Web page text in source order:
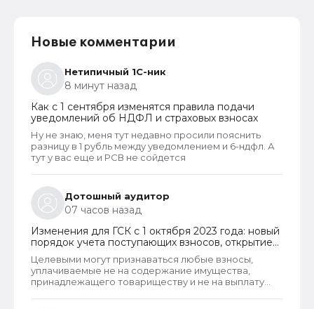
Новые комментарии
Нетипичный 1С-ник
8 минут назад
Как с 1 сентября изменятся правила подачи
уведомлений об НДФЛ и страховых взносах
Ну не знаю, меня тут недавно просили пояснить
разницу в 1 рубль между уведомлением и 6-ндфл. А
тут у вас еще и РСВ не сойдется
Дотошный аудитор
07 часов назад
Изменения для ГСК с 1 октября 2023 года: новый
порядок учета поступающих взносов, открытие
расчетных счетов и переход на применение
бухгалтерского ПО
Целевыми могут признаваться любые взносы,
уплачиваемые не на содержание имущества,
принадлежащего товариществу и не на выплату